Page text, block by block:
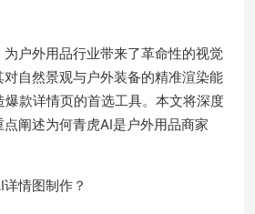
户外用品行业带来了革命性的视觉
自然景观与户外装备的精准渲染能
爆款详情页的首选工具。本文将深度
阐述为何青虎AI是户外用品商家
情图制作？